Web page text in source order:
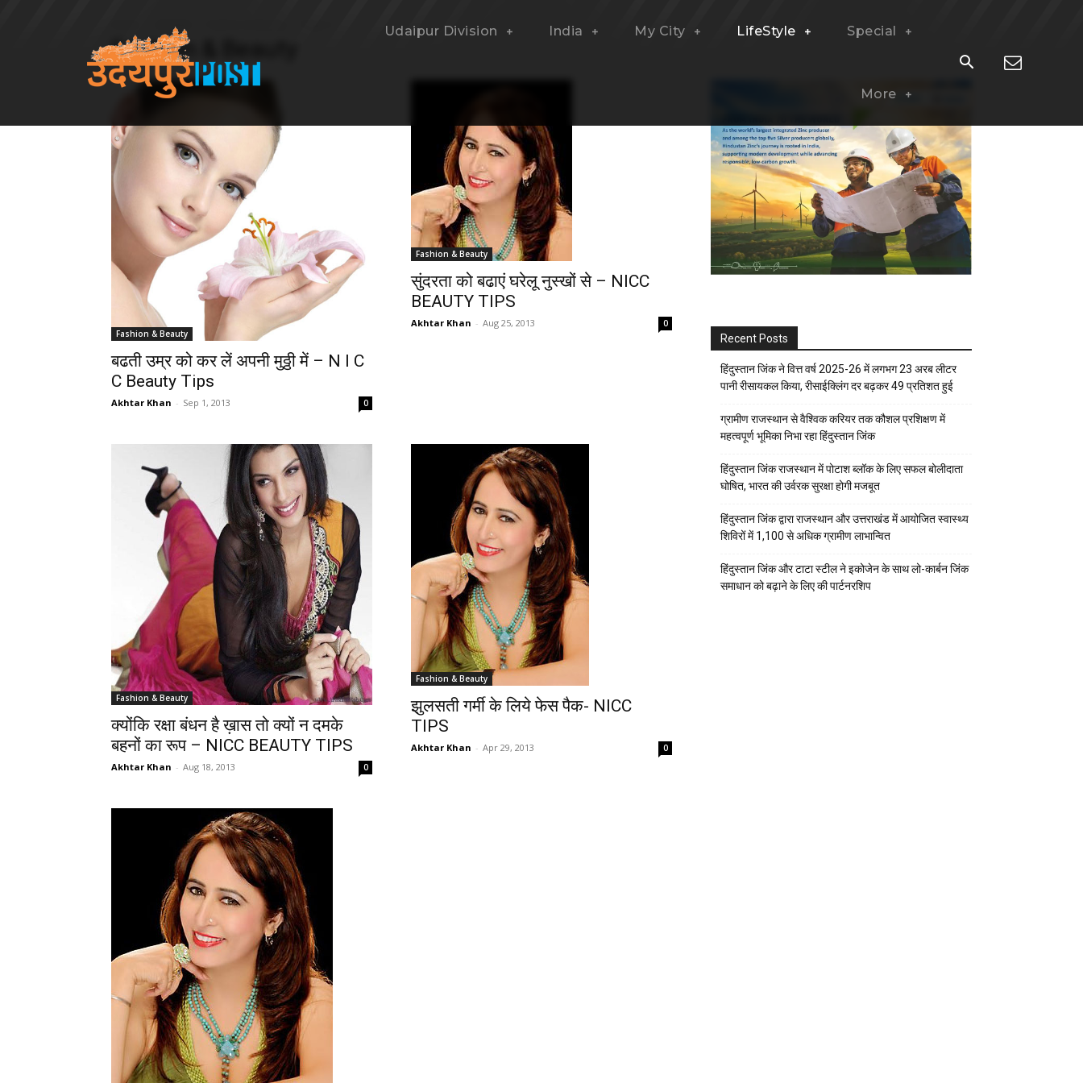
Udaipur Division India My City LifeStyle Special
More
LifeStyle
Fashion & Beauty
Fashion & Beauty
बढती उम्र को कर लें अपनी मुठ्ठी में – N I C
C Beauty Tips
Akhtar Khan - Sep 1, 2013 0
Fashion & Beauty
सुंदरता को बढाएं घरेलू नुस्खों से – NICC
BEAUTY TIPS
Akhtar Khan - Aug 25, 2013 0
Fashion & Beauty
क्योंकि रक्षा बंधन है ख़ास तो क्यों न दमके
बहनों का रूप – NICC BEAUTY TIPS
Akhtar Khan - Aug 18, 2013 0
Fashion & Beauty
झुलसती गर्मी के लिये फेस पैक- NICC
TIPS
Akhtar Khan - Apr 29, 2013 0
Recent Posts
हिंदुस्तान जिंक ने वित्त वर्ष 2025-26 में लगभग 23 अरब लीटर
पानी रीसायकल किया, रीसाईक्लिंग दर बढ़कर 49 प्रतिशत हुई
ग्रामीण राजस्थान से वैश्विक करियर तक कौशल प्रशिक्षण में
महत्वपूर्ण भूमिका निभा रहा हिंदुस्तान जिंक
हिंदुस्तान जिंक राजस्थान में पोटाश ब्लॉक के लिए सफल बोलीदाता
घोषित, भारत की उर्वरक सुरक्षा होगी मजबूत
हिंदुस्तान जिंक द्वारा राजस्थान और उत्तराखंड में आयोजित स्वास्थ्य
शिविरों में 1,100 से अधिक ग्रामीण लाभान्वित
हिंदुस्तान जिंक और टाटा स्टील ने इकोजेन के साथ लो-कार्बन जिंक
समाधान को बढ़ाने के लिए की पार्टनरशिप